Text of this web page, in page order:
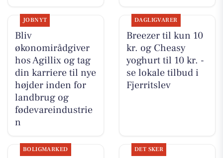
JOBNYT
Bliv
økonomirådgiver
hos Agillix og tag
din karriere til nye
højder inden for
landbrug og
fødevareindustrie
n
DAGLIGVARER
Breezer til kun 10
kr. og Cheasy
yoghurt til 10 kr. -
se lokale tilbud i
Fjerritslev
BOLIGMARKED DET SKER